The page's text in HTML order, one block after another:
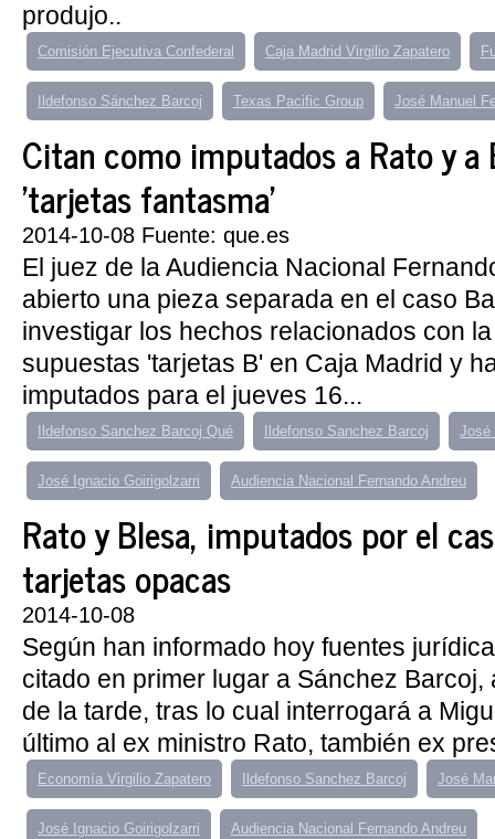
produjo..
Comisión Ejecutiva Confederal Caja Madrid Virgilio Zapatero
Ildefonso Sánchez Barcoj Texas Pacific Group José Manuel
Citan como imputados a Rato y a
'tarjetas fantasma'
2014-10-08 Fuente: que.es
El juez de la Audiencia Nacional
abierto una pieza separada en el caso
investigar los hechos relacionados con
supuestas 'tarjetas B' en Caja Madrid y
imputados para el jueves 16...
Ildefonso Sanchez Barcoj Qué Ildefonso Sanchez Barcoj José
José Ignacio Goirigolzarri Audiencia Nacional Fernando Andreu
Rato y Blesa, imputados por el
tarjetas opacas
2014-10-08
Según han informado hoy fuentes
citado en primer lugar a Sánchez Barcoj,
de la tarde, tras lo cual interrogará a
último al ex ministro Rato, también ex
Economía Virgilio Zapatero Ildefonso Sanchez Barcoj José
José Ignacio Goirigolzarri Audiencia Nacional Fernando Andreu